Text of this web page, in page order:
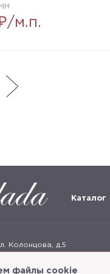
файлы cookie
₽/м.п.
Каталог
Колонцова, д.5
05-50 +7 (495) 637-68-07